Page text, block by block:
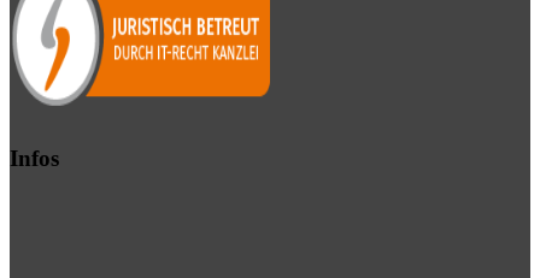
Infos